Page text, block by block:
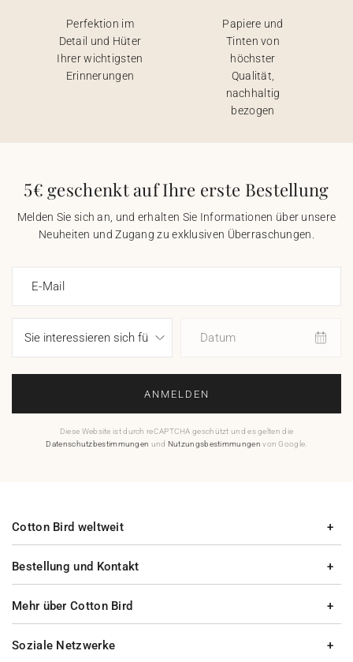
Perfektion im
Detail und Hüter
Ihrer wichtigsten
Erinnerungen
Papiere und
Tinten von
höchster
Qualität,
nachhaltig
bezogen
5€ geschenkt auf Ihre erste Bestellung
Melden Sie sich an, und erhalten Sie Informationen über unsere
Neuheiten und Zugang zu exklusiven Überraschungen.
E-Mail
Datum
ANMELDEN
Diese Website ist durch reCAPTCHA geschützt und es gelten die
Datenschutzbestimmungen und Nutzungsbestimmungen von Google.
Bestellung und Kontakt
Mehr über Cotton Bird
Cotton Bird weltweit
Soziale Netzwerke